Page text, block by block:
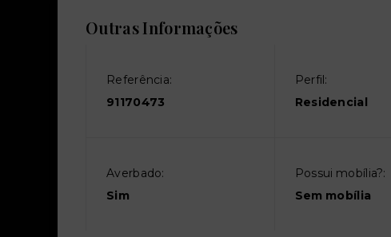
Outras Informações
Referência:
91170473
Perfil:
Residencial
Averbado:
Sim
Possui mobília?:
Sem mobília